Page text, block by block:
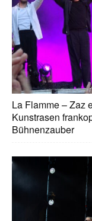
La Flamme – Zaz
Kunstrasen
Bühnenzauber